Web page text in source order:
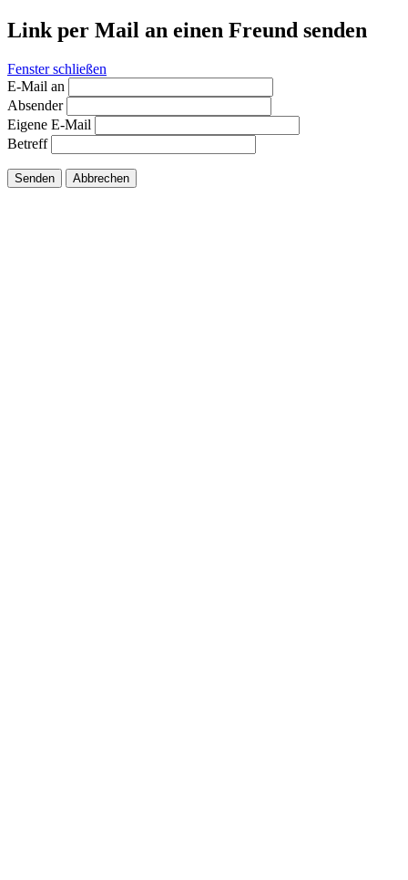
Link per Mail an einen Freund senden
Fenster schließen
E-Mail an
Absender
Eigene E-Mail
Betreff
Senden Abbrechen